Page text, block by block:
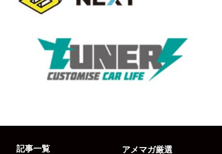
記事一覧
アメマガ厳選